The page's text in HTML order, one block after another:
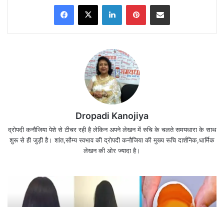
Facebook
X LinkedInPinterestShare via Email
Dropadi Kanojiya
द्रोपदी कनौजिया पेशे से टीचर रही है लेकिन अपने लेखन में रुचि के चलते समयधारा के साथ
शुरू से ही जुड़ी है। शांत,सौम्य स्वभाव की द्रोपदी कनौजिया की मुख्य रूचि दार्शनिक,धार्मिक
लेखन की ओर ज्यादा है।